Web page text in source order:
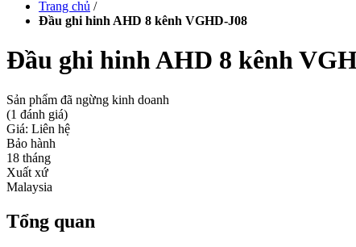
Trang chủ /
Đầu ghi hinh AHD 8 kênh VGHD-J08
Đầu ghi hinh AHD 8 kênh
Sản phẩm đã ngừng kinh doanh
(1 đánh giá)
Giá: Liên hệ
Bảo hành
18 tháng
Xuất xứ
Malaysia
Tổng quan